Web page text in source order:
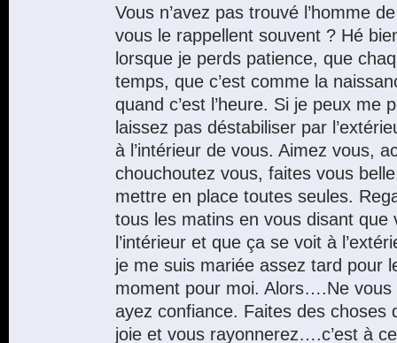
Vous n’avez pas trouvé l’homme
vous le rappellent souvent ? Hé
lorsque je perds patience, que
temps, que c’est comme la
quand c’est l’heure. Si je peux me
laissez pas déstabiliser par
à l’intérieur de vous. Aimez vous,
chouchoutez vous, faites vous
mettre en place toutes seules.
tous les matins en vous disant que
l’intérieur et que ça se voit à
je me suis mariée assez tard pour
moment pour moi. Alors….Ne vous
ayez confiance. Faites des choses
joie et vous rayonnerez….c’est à